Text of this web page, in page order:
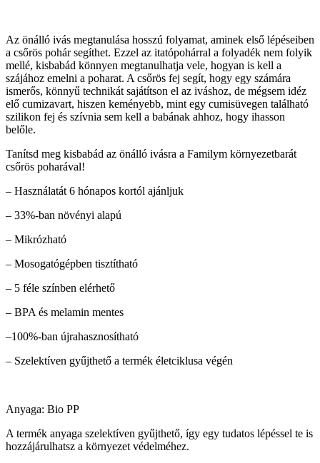
Az önálló ivás megtanulása hosszú folyamat, aminek első lépéseiben
a csőrös pohár segíthet. Ezzel az itatópohárral a folyadék nem folyik
mellé, kisbabád könnyen megtanulhatja vele, hogyan is kell a
szájához emelni a poharat. A csőrös fej segít, hogy egy számára
ismerős, könnyű technikát sajátítson el az iváshoz, de mégsem idéz
elő cumizavart, hiszen keményebb, mint egy cumisüvegen található
szilikon fej és szívnia sem kell a babának ahhoz, hogy ihasson
belőle.
Tanítsd meg kisbabád az önálló ivásra a Familym környezetbarát
csőrös poharával!
– Használatát 6 hónapos kortól ajánljuk
– 33%-ban növényi alapú
– Mikrózható
– Mosogatógépben tisztítható
– 5 féle színben elérhető
– BPA és melamin mentes
–100%-ban újrahasznosítható
– Szelektíven gyűjthető a termék életciklusa végén
Anyaga: Bio PP
A termék anyaga szelektíven gyűjthető, így egy tudatos lépéssel te is
hozzájárulhatsz a környezet védelméhez.